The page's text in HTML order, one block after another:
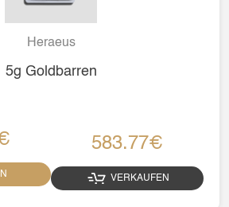
Heraeus
5g Goldbarren
583.77€
VERKAUFEN